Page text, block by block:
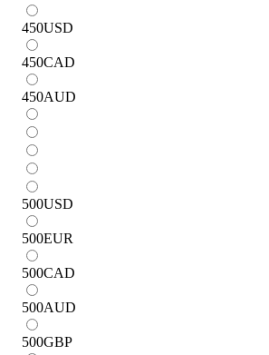
450USD
450CAD
450AUD
500USD
500EUR
500CAD
500AUD
500GBP